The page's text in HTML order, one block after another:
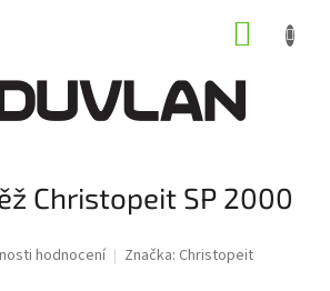
Christopeit SP 2000
hodnocení Značka: Christopeit